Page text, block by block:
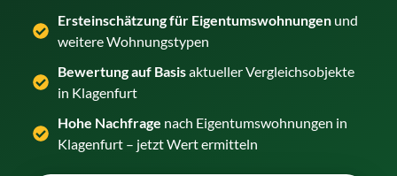
Ersteinschätzung für Eigentumswohnungenund
weitere Wohnungstypen
Bewertung auf Basisaktueller Vergleichsobjekte
in Klagenfurt
Hohe Nachfrage nach Eigentumswohnungen in
Klagenfurt – jetzt Wert ermitteln